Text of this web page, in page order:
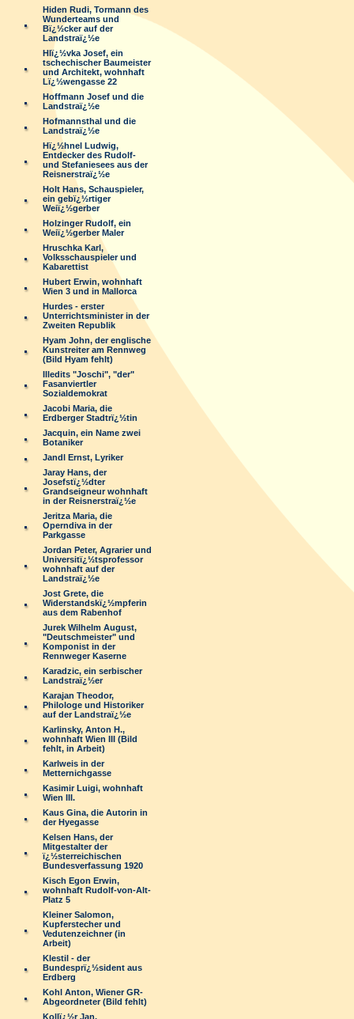
Hiden Rudi, Tormann des
Wunderteams und
Bï¿½cker auf der
Landstraï¿½e
Hlï¿½vka Josef, ein
tschechischer Baumeister
und Architekt, wohnhaft
Lï¿½wengasse 22
Hoffmann Josef und die
Landstraï¿½e
Hofmannsthal und die
Landstraï¿½e
Hï¿½hnel Ludwig,
Entdecker des Rudolf-
und Stefaniesees aus der
Reisnerstraï¿½e
Holt Hans, Schauspieler,
ein gebï¿½rtiger
Weiï¿½gerber
Holzinger Rudolf, ein
Weiï¿½gerber Maler
Hruschka Karl,
Volksschauspieler und
Kabarettist
Hubert Erwin, wohnhaft
Wien 3 und in Mallorca
Hurdes - erster
Unterrichtsminister in der
Zweiten Republik
Hyam John, der englische
Kunstreiter am Rennweg
(Bild Hyam fehlt)
Illedits "Joschi", "der"
Fasanviertler
Sozialdemokrat
Jacobi Maria, die
Erdberger Stadtrï¿½tin
Jacquin, ein Name zwei
Botaniker
Jandl Ernst, Lyriker
Jaray Hans, der
Josefstï¿½dter
Grandseigneur wohnhaft
in der Reisnerstraï¿½e
Jeritza Maria, die
Operndiva in der
Parkgasse
Jordan Peter, Agrarier und
Universitï¿½tsprofessor
wohnhaft auf der
Landstraï¿½e
Jost Grete, die
Widerstandskï¿½mpferin
aus dem Rabenhof
Jurek Wilhelm August,
"Deutschmeister" und
Komponist in der
Rennweger Kaserne
Karadzic, ein serbischer
Landstraï¿½er
Karajan Theodor,
Philologe und Historiker
auf der Landstraï¿½e
Karlinsky, Anton H.,
wohnhaft Wien III (Bild
fehlt, in Arbeit)
Karlweis in der
Metternichgasse
Kasimir Luigi, wohnhaft
Wien III.
Kaus Gina, die Autorin in
der Hyegasse
Kelsen Hans, der
Mitgestalter der
ï¿½sterreichischen
Bundesverfassung 1920
Kisch Egon Erwin,
wohnhaft Rudolf-von-Alt-
Platz 5
Kleiner Salomon,
Kupferstecher und
Vedutenzeichner (in
Arbeit)
Klestil - der
Bundesprï¿½sident aus
Erdberg
Kohl Anton, Wiener GR-
Abgeordneter (Bild fehlt)
Kollï¿½r Jan,